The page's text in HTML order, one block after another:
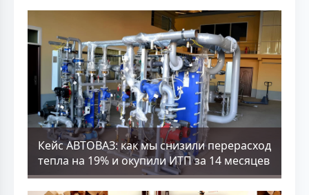
Кейс АВТОВАЗ: как мы снизили перерасход
тепла на 19% и окупили ИТП за 14 месяцев